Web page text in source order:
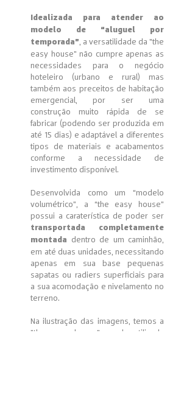
Idealizada para atender ao
modelo de “aluguel por
temporada”, a versatilidade da "the
easy house" não cumpre apenas as
necessidades para o negócio
hoteleiro (urbano e rural) mas
também aos preceitos de habitação
emergencial, por ser uma
construção muito rápida de se
fabricar (podendo ser produzida em
até 15 dias) e adaptável a diferentes
tipos de materiais e acabamentos
conforme a necessidade de
investimento disponível.
Desenvolvida como um “modelo
volumétrico”, a “the easy house”
possui a caraterística de poder ser
transportada completamente
montada dentro de um caminhão,
em até duas unidades, necessitando
apenas em sua base pequenas
sapatas ou radiers superficiais para
a sua acomodação e nivelamento no
terreno.
Na ilustração das imagens, temos a
"the easy house" sendo utilizada